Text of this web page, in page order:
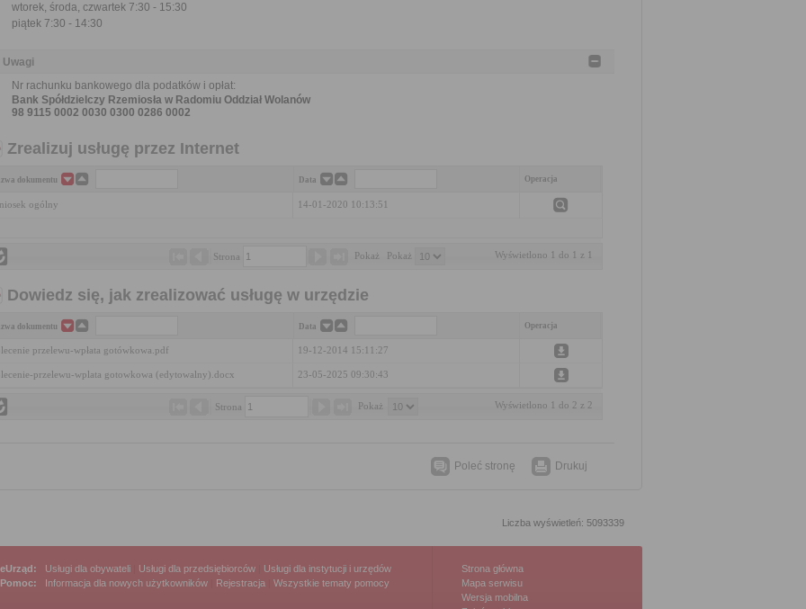
wtorek, środa, czwartek 7:30 - 15:30
piątek 7:30 - 14:30
Uwagi
Nr rachunku bankowego dla podatków i opłat:
Bank Spółdzielczy Rzemiosła w Radomiu Oddział Wolanów
98 9115 0002 0030 0300 0286 0002
Zrealizuj usługę przez Internet
dokumentu Data Operacja
ogólny 14-01-2020 10:13:51
Strona Pokaż Pokaż Wyświetlono 1 do 1 z 1
Dowiedz się, jak zrealizować usługę w urzędzie
dokumentu Data Operacja
przelewu-wpłata gotówkowa.pdf 19-12-2014 15:11:27
przelewu-wplata gotowkowa (edytowalny).docx 23-05-2025 09:30:43
Strona Pokaż Wyświetlono 1 do 2 z 2
Poleć stronę Drukuj
Liczba wyświetleń: 5093339
eUrząd: Usługi dla obywateli Usługi dla przedsiębiorców
Usługi dla instytucji i urzędów
Pomoc:
Informacja dla nowych użytkowników Rejestracja |Wszystkie tematy pomocy
Strona główna
Mapa serwisu
Wersja mobilna